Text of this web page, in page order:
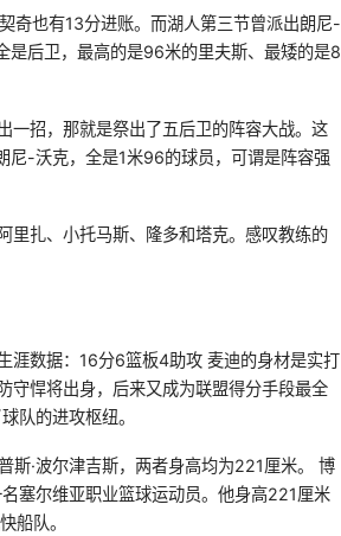
奇也有13分进账。而湖人第三节曾派出朗尼-
是后卫，最高的是96米的里夫斯、最矮的是8
一招，那就是祭出了五后卫的阵容大战。这
尼-沃克，全是1米96的球员，可谓是阵容强
里扎、小托马斯、隆多和塔克。感叹教练的
涯数据：16分6篮板4助攻 麦迪的身材是实打
守悍将出身，后来又成为联盟得分手段最全
队的进攻枢纽。
斯·波尔津吉斯，两者身高均为221厘米。 博
塞尔维亚职业篮球运动员。他身高221厘米
船队。